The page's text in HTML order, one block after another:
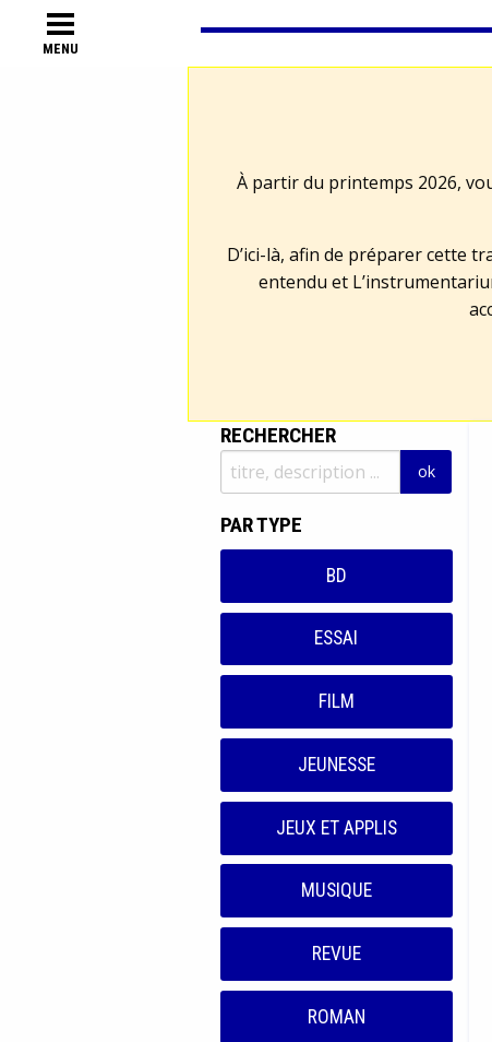
MENU
À partir du printemps 2026,
D’ici-là, afin de préparer cette
entendu et
RECHERCHER
PAR TYPE
BD
ESSAI
FILM
JEUNESSE
JEUX ET APPLIS
MUSIQUE
REVUE
ROMAN